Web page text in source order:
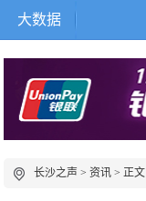
大数据
长沙之声 >资讯 > 正文